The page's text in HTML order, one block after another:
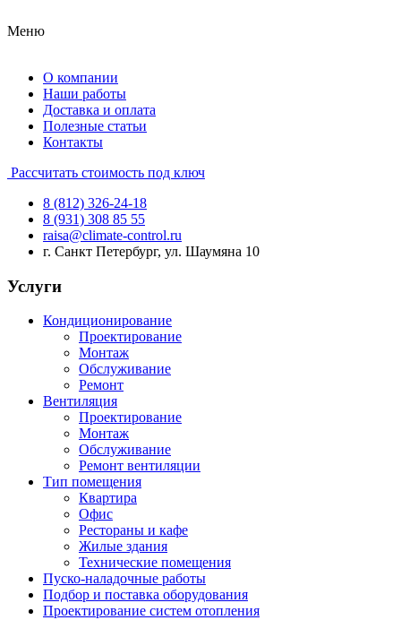
Меню
О компании
Наши работы
Доставка и оплата
Полезные статьи
Контакты
Рассчитать стоимость под ключ
8 (812) 326-24-18
8 (931) 308 85 55
raisa@climate-control.ru
г. Санкт Петербург, ул. Шаумяна 10
Услуги
Кондиционирование
Проектирование
Монтаж
Обслуживание
Ремонт
Вентиляция
Проектирование
Монтаж
Обслуживание
Ремонт вентиляции
Тип помещения
Квартира
Офис
Рестораны и кафе
Жилые здания
Технические помещения
Пуско-наладочные работы
Подбор и поставка оборудования
Проектирование систем отопления